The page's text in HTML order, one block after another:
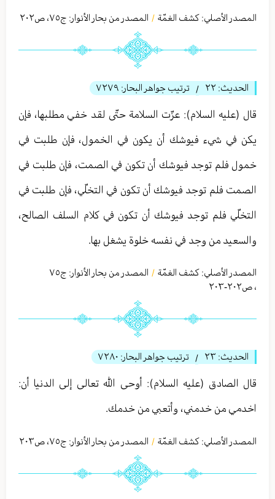
المصدر الأصلي: كشف الغمّة / المصدر من بحار الأنوار: ج٧٥، ص٢۰٢
الحديث: ٢٢ / ترتيب جواهر البحار: ٧٢٧٩
قال (عليه السلام): عزّت السلامة حتّى لقد خفي مطلبها، فإن
يكن في شيء فيوشك أن يكون في الخمول، فإن طلبت في
خمول فلم توجد فيوشك أن تكون في الصمت، فإن طلبت في
الصمت فلم توجد فيوشك أن تكون في التخلّي، فإن طلبت في
التخلّي فلم توجد فيوشك أن تكون في كلام السلف الصالح،
والسعيد من وجد في نفسه خلوة يشغل بها.
المصدر الأصلي: كشف الغمّة / المصدر من بحار الأنوار: ج٧٥
، ص٢۰٢-٢۰٣
الحديث: ٢٣ / ترتيب جواهر البحار: ٧٢٨٠
قال الصادق (عليه السلام): أوحى الله تعالى إلى الدنيا أن:
اخدمي من خدمني، وأتعبي من خدمك.
المصدر الأصلي: كشف الغمّة / المصدر من بحار الأنوار: ج٧٥، ص٢۰٣